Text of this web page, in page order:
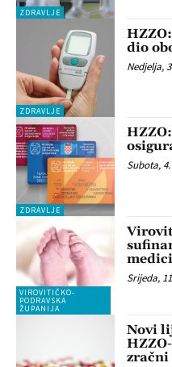
ZDRAVLJE
ZDRAVLJE
dio
Nedjelja,
ZDRAVLJE
Subota,
VIROVITIČKO-
PODRAVSKA
ŽUPANIJA
Srijeda,
Novi
zračni